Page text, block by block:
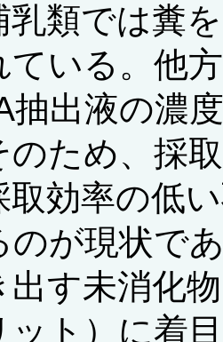
乳類では糞
ている。他
抽出液の濃
のため、採
取効率の低
のが現状で
出す未消化
ット）に着